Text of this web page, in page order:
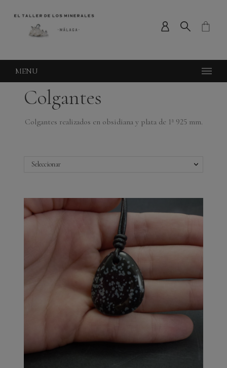
MENU
Colgantes
Colgantes realizados en obsidiana y plata de 1ª 925 mm.
Seleccionar